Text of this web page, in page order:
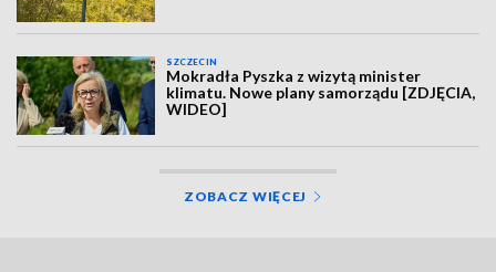
SZCZECIN
Mokradła Pyszka z wizytą minister
klimatu. Nowe plany samorządu [ZDJĘCIA,
WIDEO]
ZOBACZ WIĘCEJ